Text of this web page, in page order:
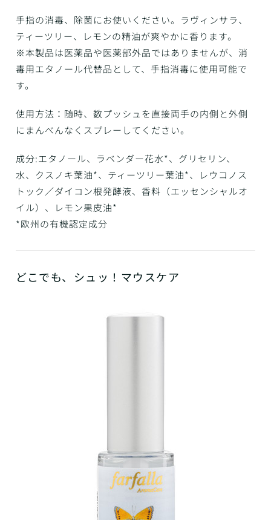
手指の消毒、除菌にお使いください。ラヴィンサラ、
ティーツリー、レモンの精油が爽やかに香ります。
※本製品は医薬品や医薬部外品ではありませんが、消
毒用エタノール代替品として、手指消毒に使用可能で
す。
使用方法：随時、数プッシュを直接両手の内側と外側
にまんべんなくスプレーしてください。
成分:エタノール、ラベンダー花水*、グリセリン、
水、クスノキ葉油*、ティーツリー葉油*、レウコノス
トック／ダイコン根発酵液、香料（エッセンシャルオ
イル）、レモン果皮油*
*欧州の有機認定成分
どこでも、シュッ！マウスケア